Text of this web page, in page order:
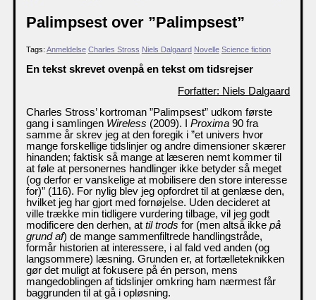
Palimpsest over ”Palimpsest”
Tags: Anmeldelse Charles Stross Niels Dalgaard Novelle Science fiction
En tekst skrevet ovenpå en tekst om tidsrejser
Forfatter: Niels Dalgaard
Charles Stross’ kortroman ”Palimpsest” udkom første
gang i samlingen Wireless (2009). I Proxima90 fra
samme år skrev jeg at den foregik i ”et univers hvor
mange forskellige tidslinjer og andre dimensioner skærer
hinanden; faktisk så mange at læseren nemt kommer til
at føle at personernes handlinger ikke betyder så meget
(og derfor er vanskelige at mobilisere den store interesse
for)” (116). For nylig blev jeg opfordret til at genlæse den,
hvilket jeg har gjort med fornøjelse. Uden decideret at
ville trække min tidligere vurdering tilbage, vil jeg godt
modificere den derhen, at til trods for (men altså ikke på
grund af) de mange sammenfiltrede handlingstråde,
formår historien at interessere, i al fald ved anden (og
langsommere) læsning. Grunden er, at fortælleteknikken
gør det muligt at fokusere på én person, mens
mangedoblingen af tidslinjer omkring ham nærmest får
baggrunden til at gå i opløsning.